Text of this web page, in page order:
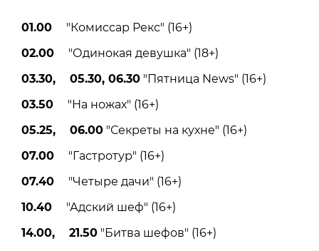
01.00 "Комиссар Рекс" (16+)
02.00 "Одинокая девушка" (18+)
03.30, 05.30, 06.30 "Пятница News" (16+)
03.50 "На ножах" (16+)
05.25, 06.00 "Секреты на кухне" (16+)
07.00 "Гастротур" (16+)
07.40 "Четыре дачи" (16+)
10.40 "Адский шеф" (16+)
14.00, 21.50 "Битва шефов" (16+)